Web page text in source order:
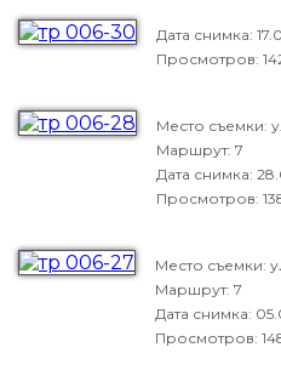
Дата снимка:
Просмотров:
Место съемки:
Маршрут: 7
Дата снимка:
Просмотров:
Место съемки:
Маршрут: 7
Дата снимка:
Просмотров: